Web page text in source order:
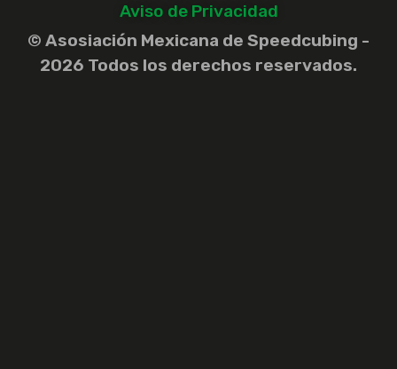
Aviso de Privacidad
© Asosiación Mexicana de Speedcubing -
2026 Todos los derechos reservados.